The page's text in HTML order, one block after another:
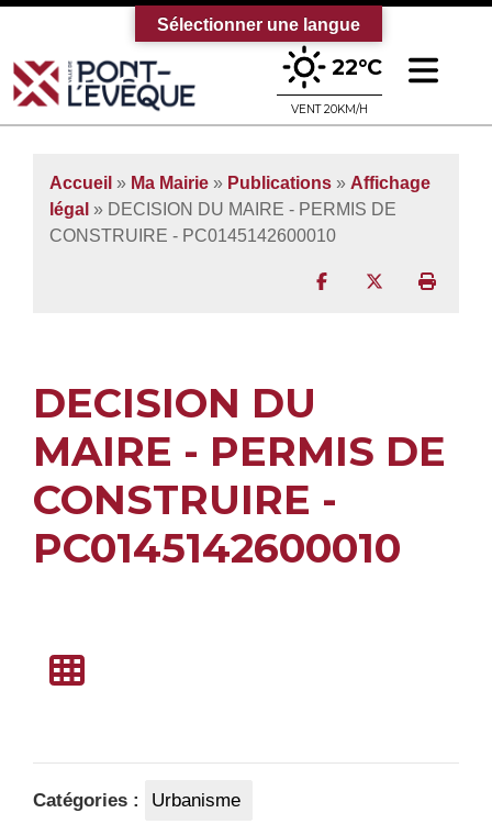
Bienvenue sur le site officiel de la
22°C
VENT 20KM/H
Accueil » Ma Mairie » Publications » Affichage
légal » DECISION DU MAIRE - PERMIS DE
CONSTRUIRE - PC0145142600010
Partager surPartager sur
DECISION DU
MAIRE - PERMIS DE
CONSTRUIRE -
PC0145142600010
Catégories : Urbanisme
Sélectionner une langue